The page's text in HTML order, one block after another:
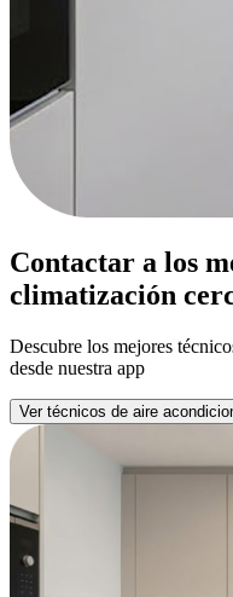
Contactar a los
climatización
Descubre los mejores
desde nuestra app
Ver técnicos de aire